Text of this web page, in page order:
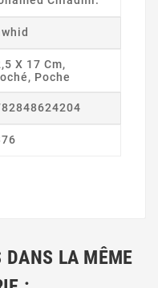
X 17 Cm,
Poche
DANS LA MÊME